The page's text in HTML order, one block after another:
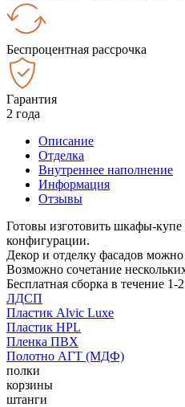
Беспроцентная рассрочка
Гарантия
2 года
Описание
Отделка
Внутреннее наполнение
Информация
Отзывы
Готовы изготовить шкафы-купе
конфигурации.
Декор и отделку фасадов
Возможно сочетание
Бесплатная сборка в течение 1-
ЛДСП
Пластик Alvic Luxe
Пластик HPL
Пленка ПВХ
Полотно АГТ (МДФ)
полки
корзины
штанги